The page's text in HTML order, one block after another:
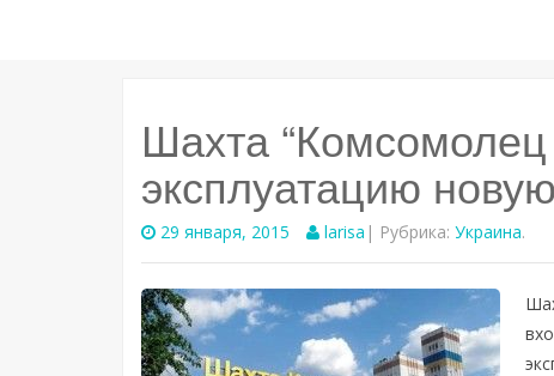
Шахта
эксплуатацию
29 января, 2015 larisa | Рубрика: Украина.